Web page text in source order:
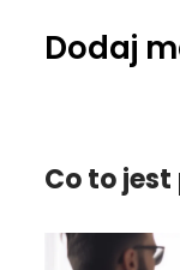
Dodaj
Co to